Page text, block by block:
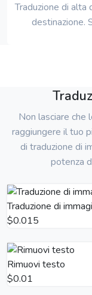
Traduzione di alta
destinazione.
Non lasciare che
raggiungere il tuo
di traduzione di
potenza
Traduzione di
$0.015
Rimuovi testo
$0.01